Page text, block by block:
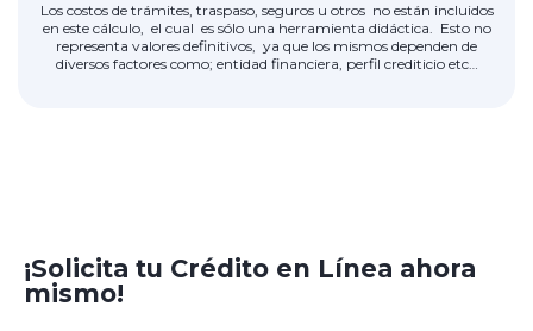
Los costos de trámites, traspaso, seguros u otros no están incluidos
en este cálculo, el cual es sólo una herramienta didáctica. Esto no
representa valores definitivos, ya que los mismos dependen de
diversos factores como; entidad financiera, perfil crediticio etc…
¡Solicita tu Crédito en Línea ahora
mismo!